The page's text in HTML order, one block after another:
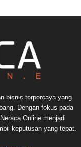
bisnis terpercaya yang
Dengan fokus pada
Online menjadi
keputusan yang tepat.